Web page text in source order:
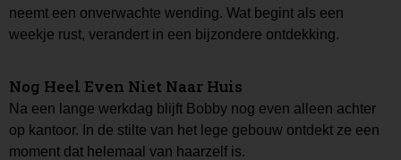
neemt een onverwachte wending. Wat begint als een
weekje rust, verandert in een bijzondere ontdekking.
Nog Heel Even Niet Naar Huis
Na een lange werkdag blijft Bobby nog even alleen achter
op kantoor. In de stilte van het lege gebouw ontdekt ze een
moment dat helemaal van haarzelf is.